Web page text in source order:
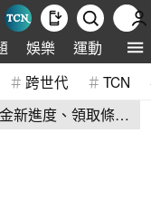
娛樂 運動 全球
跨世代 TCN
新進度、領取條